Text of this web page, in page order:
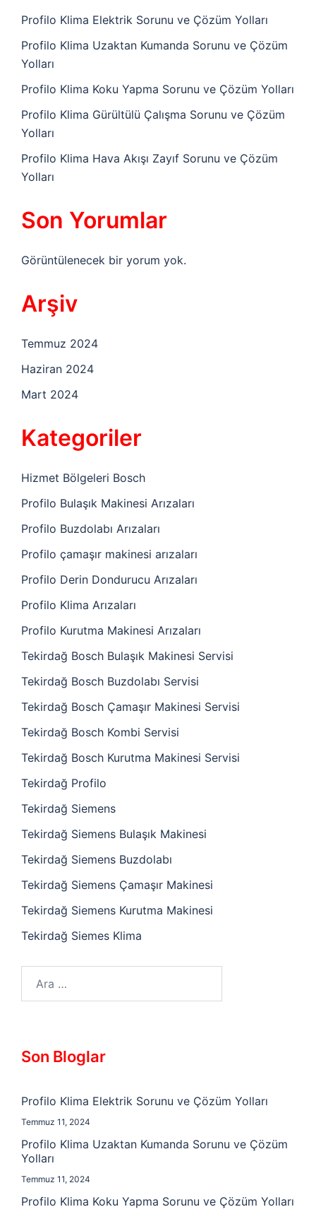
Profilo Klima Elektrik Sorunu ve Çözüm Yolları
Profilo Klima Uzaktan Kumanda Sorunu ve Çözüm
Yolları
Profilo Klima Koku Yapma Sorunu ve Çözüm Yolları
Profilo Klima Gürültülü Çalışma Sorunu ve Çözüm
Yolları
Profilo Klima Hava Akışı Zayıf Sorunu ve Çözüm
Yolları
Son Yorumlar
Görüntülenecek bir yorum yok.
Arşiv
Temmuz 2024
Haziran 2024
Mart 2024
Kategoriler
Hizmet Bölgeleri Bosch
Profilo Bulaşık Makinesi Arızaları
Profilo Buzdolabı Arızaları
Profilo çamaşır makinesi arızaları
Profilo Derin Dondurucu Arızaları
Profilo Klima Arızaları
Profilo Kurutma Makinesi Arızaları
Tekirdağ Bosch Bulaşık Makinesi Servisi
Tekirdağ Bosch Buzdolabı Servisi
Tekirdağ Bosch Çamaşır Makinesi Servisi
Tekirdağ Bosch Kombi Servisi
Tekirdağ Bosch Kurutma Makinesi Servisi
Tekirdağ Profilo
Tekirdağ Siemens
Tekirdağ Siemens Bulaşık Makinesi
Tekirdağ Siemens Buzdolabı
Tekirdağ Siemens Çamaşır Makinesi
Tekirdağ Siemens Kurutma Makinesi
Tekirdağ Siemes Klima
Son Bloglar
Profilo Klima Elektrik Sorunu ve Çözüm Yolları
Temmuz 11, 2024
Profilo Klima Uzaktan Kumanda Sorunu ve Çözüm
Yolları
Temmuz 11, 2024
Profilo Klima Koku Yapma Sorunu ve Çözüm Yolları